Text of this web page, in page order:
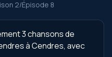
2/Épisode 8
3 chansons de
à Cendres, avec